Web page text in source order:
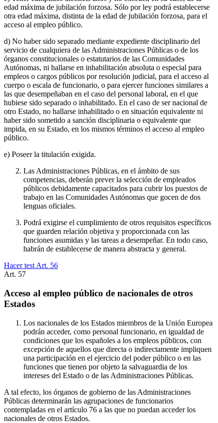
edad máxima de jubilación forzosa. Sólo por ley podrá establecerse
otra edad máxima, distinta de la edad de jubilación forzosa, para el
acceso al empleo público.
d) No haber sido separado mediante expediente disciplinario del
servicio de cualquiera de las Administraciones Públicas o de los
órganos constitucionales o estatutarios de las Comunidades
Autónomas, ni hallarse en inhabilitación absoluta o especial para
empleos o cargos públicos por resolución judicial, para el acceso al
cuerpo o escala de funcionario, o para ejercer funciones similares a
las que desempeñaban en el caso del personal laboral, en el que
hubiese sido separado o inhabilitado. En el caso de ser nacional de
otro Estado, no hallarse inhabilitado o en situación equivalente ni
haber sido sometido a sanción disciplinaria o equivalente que
impida, en su Estado, en los mismos términos el acceso al empleo
público.
e) Poseer la titulación exigida.
Las Administraciones Públicas, en el ámbito de sus
competencias, deberán prever la selección de empleados
públicos debidamente capacitados para cubrir los puestos de
trabajo en las Comunidades Autónomas que gocen de dos
lenguas oficiales.
Podrá exigirse el cumplimiento de otros requisitos específicos
que guarden relación objetiva y proporcionada con las
funciones asumidas y las tareas a desempeñar. En todo caso,
habrán de establecerse de manera abstracta y general.
Hacer test Art. 56
Art. 57
Acceso al empleo público de nacionales de otros
Estados
Los nacionales de los Estados miembros de la Unión Europea
podrán acceder, como personal funcionario, en igualdad de
condiciones que los españoles a los empleos públicos, con
excepción de aquellos que directa o indirectamente impliquen
una participación en el ejercicio del poder público o en las
funciones que tienen por objeto la salvaguardia de los
intereses del Estado o de las Administraciones Públicas.
A tal efecto, los órganos de gobierno de las Administraciones
Públicas determinarán las agrupaciones de funcionarios
contempladas en el artículo 76 a las que no puedan acceder los
nacionales de otros Estados.